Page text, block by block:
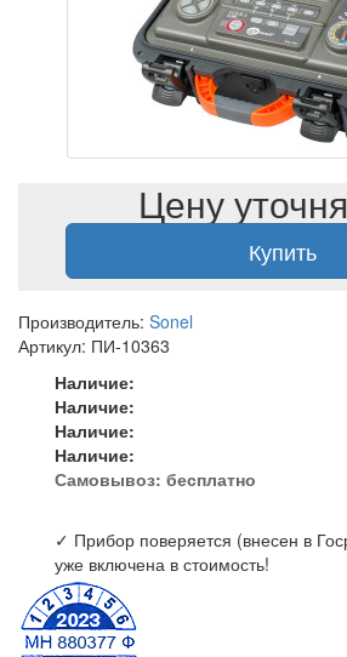
Цену
Купить
Производитель: Sonel
Артикул: ПИ-10363
Наличие:
Наличие:
Наличие:
Наличие:
Самовывоз: бесплатно
✓ Прибор поверяется (внесен в
уже включена в стоимость!